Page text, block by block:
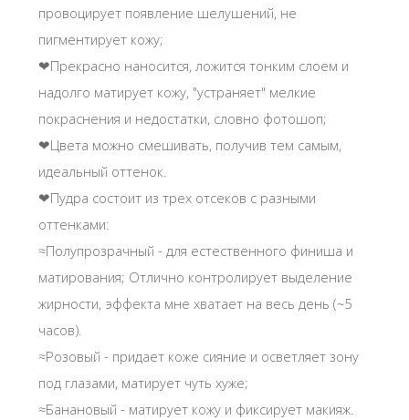
провоцирует появление шелушений, не
пигментирует кожу;
❤Прекрасно наносится, ложится тонким слоем и
надолго матирует кожу, "устраняет" мелкие
покраснения и недостатки, словно фотошоп;
❤Цвета можно смешивать, получив тем самым,
идеальный оттенок.
❤Пудра состоит из трех отсеков с разными
оттенками:
≈Полупрозрачный - для естественного финиша и
матирования; Отлично контролирует выделение
жирности, эффекта мне хватает на весь день (~5
часов).
≈Розовый - придает коже сияние и осветляет зону
под глазами, матирует чуть хуже;
≈Банановый - матирует кожу и фиксирует макияж.